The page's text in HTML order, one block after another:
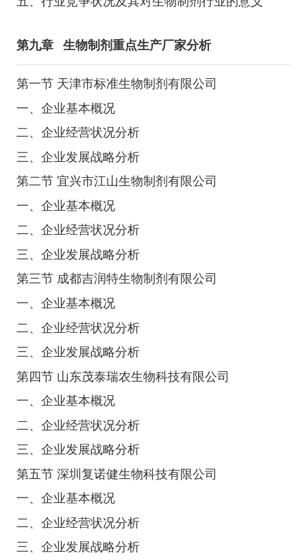
第九章 生物制剂重点生产厂家分析
第一节 天津市标准生物制剂有限公司
一、企业基本概况
二、企业经营状况分析
三、企业发展战略分析
第二节 宜兴市江山生物制剂有限公司
一、企业基本概况
二、企业经营状况分析
三、企业发展战略分析
第三节 成都吉润特生物制剂有限公司
一、企业基本概况
二、企业经营状况分析
三、企业发展战略分析
第四节 山东茂泰瑞农生物科技有限公司
一、企业基本概况
二、企业经营状况分析
三、企业发展战略分析
第五节 深圳复诺健生物科技有限公司
一、企业基本概况
二、企业经营状况分析
三、企业发展战略分析